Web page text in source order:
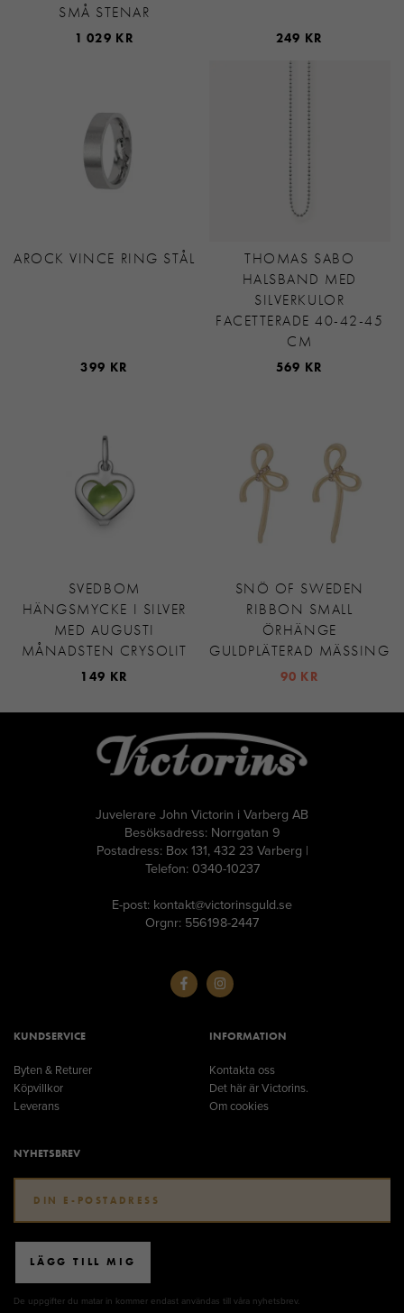
SMÅ STENAR
1 029 KR 249 KR
AROCK VINCE RING STÅL
399 KR
THOMAS SABO
HALSBAND MED
SILVERKULOR
FACETTERADE 40-42-45
CM
569 KR
SVEDBOM
HÄNGSMYCKE I SILVER
MED AUGUSTI
MÅNADSTEN CRYSOLIT
149 KR
SNÖ OF SWEDEN
RIBBON SMALL
ÖRHÄNGE
GULDPLÄTERAD MÄSSING
90 KR
Juvelerare John Victorin i Varberg AB
Besöksadress: Norrgatan 9
Postadress: Box 131, 432 23 Varberg |
Telefon: 0340-10237
E-post: kontakt@victorinsguld.se
Orgnr: 556198-2447
KUNDSERVICE
Byten & Returer
Köpvillkor
Leverans
INFORMATION
Kontakta oss
Det här är Victorins.
Om cookies
NYHETSBREV
LÄGG TILL MIG
De uppgifter du matar in kommer endast användas till våra nyhetsbrev.